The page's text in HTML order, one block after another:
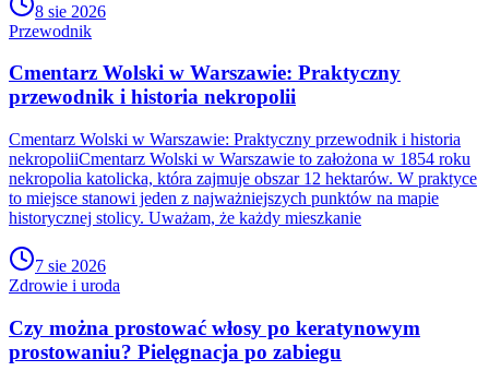
8 sie 2026
Przewodnik
Cmentarz Wolski w Warszawie: Praktyczny
przewodnik i historia nekropolii
Cmentarz Wolski w Warszawie: Praktyczny przewodnik i historia
nekropoliiCmentarz Wolski w Warszawie to założona w 1854 roku
nekropolia katolicka, która zajmuje obszar 12 hektarów. W praktyce
to miejsce stanowi jeden z najważniejszych punktów na mapie
historycznej stolicy. Uważam, że każdy mieszkanie
7 sie 2026
Zdrowie i uroda
Czy można prostować włosy po keratynowym
prostowaniu? Pielęgnacja po zabiegu